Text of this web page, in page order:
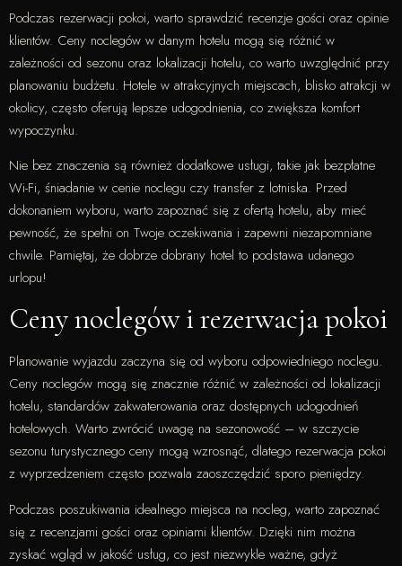
Podczas rezerwacji pokoi, warto sprawdzić recenzje gości oraz opinie
klientów. Ceny noclegów w danym hotelu mogą się różnić w
zależności od sezonu oraz lokalizacji hotelu, co warto uwzględnić przy
planowaniu budżetu. Hotele w atrakcyjnych miejscach, blisko atrakcji w
okolicy, często oferują lepsze udogodnienia, co zwiększa komfort
wypoczynku.
Nie bez znaczenia są również dodatkowe usługi, takie jak bezpłatne
Wi-Fi, śniadanie w cenie noclegu czy transfer z lotniska. Przed
dokonaniem wyboru, warto zapoznać się z ofertą hotelu, aby mieć
pewność, że spełni on Twoje oczekiwania i zapewni niezapomniane
chwile. Pamiętaj, że dobrze dobrany hotel to podstawa udanego
urlopu!
Ceny noclegów i rezerwacja pokoi
Planowanie wyjazdu zaczyna się od wyboru odpowiedniego noclegu.
Ceny noclegów mogą się znacznie różnić w zależności od lokalizacji
hotelu, standardów zakwaterowania oraz dostępnych udogodnień
hotelowych. Warto zwrócić uwagę na sezonowość – w szczycie
sezonu turystycznego ceny mogą wzrosnąć, dlatego rezerwacja pokoi
z wyprzedzeniem często pozwala zaoszczędzić sporo pieniędzy.
Podczas poszukiwania idealnego miejsca na nocleg, warto zapoznać
się z recenzjami gości oraz opiniami klientów. Dzięki nim można
zyskać wgląd w jakość usług, co jest niezwykle ważne, gdyż